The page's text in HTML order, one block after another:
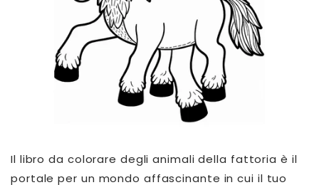
Il libro da colorare degli animali della fattoria è il
portale per un mondo affascinante in cui il tuo